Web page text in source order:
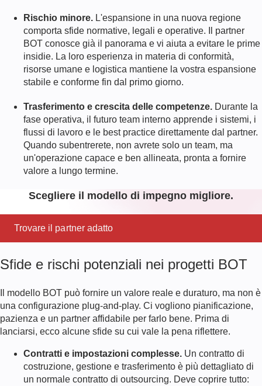
Rischio minore. L'espansione in una nuova regione
comporta sfide normative, legali e operative. Il partner
BOT conosce già il panorama e vi aiuta a evitare le prime
insidie. La loro esperienza in materia di conformità,
risorse umane e logistica mantiene la vostra espansione
stabile e conforme fin dal primo giorno.
Trasferimento e crescita delle competenze. Durante la
fase operativa, il futuro team interno apprende i sistemi, i
flussi di lavoro e le best practice direttamente dal partner.
Quando subentrerete, non avrete solo un team, ma
un'operazione capace e ben allineata, pronta a fornire
valore a lungo termine.
Scegliere il modello di impegno migliore.
Trovare il partner adatto
Sfide e rischi potenziali nei progetti BOT
Il modello BOT può fornire un valore reale e duraturo, ma non è
una configurazione plug-and-play. Ci vogliono pianificazione,
pazienza e un partner affidabile per farlo bene. Prima di
lanciarsi, ecco alcune sfide su cui vale la pena riflettere.
Contratti e impostazioni complesse. Un contratto di
costruzione, gestione e trasferimento è più dettagliato di
un normale contratto di outsourcing. Deve coprire tutto: